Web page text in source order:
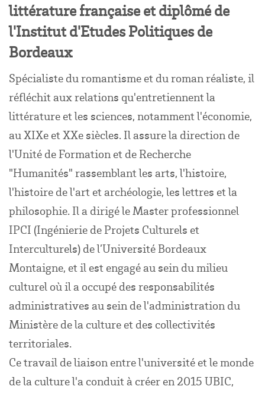
littérature française et diplômé de
l'Institut d'Etudes Politiques de
Bordeaux
Spécialiste du romantisme et du roman réaliste, il
réfléchit aux relations qu'entretiennent la
littérature et les sciences, notamment l'économie,
au XIXe et XXe siècles. Il assure la direction de
l'Unité de Formation et de Recherche
"Humanités" rassemblant les arts, l'histoire,
l'histoire de l'art et archéologie, les lettres et la
philosophie. Il a dirigé le Master professionnel
IPCI (Ingénierie de Projets Culturels et
Interculturels) de l’Université Bordeaux
Montaigne, et il est engagé au sein du milieu
culturel où il a occupé des responsabilités
administratives au sein de l'administration du
Ministère de la culture et des collectivités
territoriales.
Ce travail de liaison entre l'université et le monde
de la culture l'a conduit à créer en 2015 UBIC,